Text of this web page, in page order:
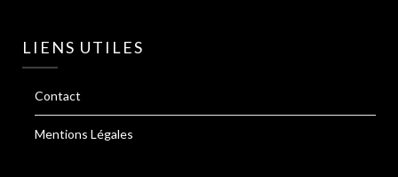
LIENS UTILES
Contact
Mentions Légales